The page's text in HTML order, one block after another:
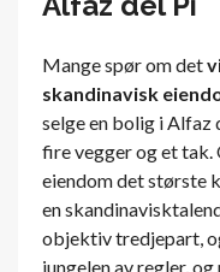
Mange spør om det
skandinavisk
selge en bolig i Alfaz
fire vegger og et
eiendom det største
en
objektiv tredjepart,
jungelen av regler,